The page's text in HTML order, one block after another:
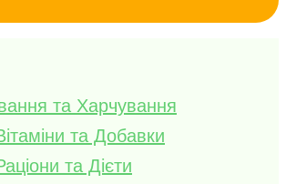
та Харчування
та Добавки
та Дієти